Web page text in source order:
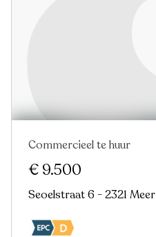
Commercieel te huur
€ 9.500
Seoelstraat 6 - 2321 Meer